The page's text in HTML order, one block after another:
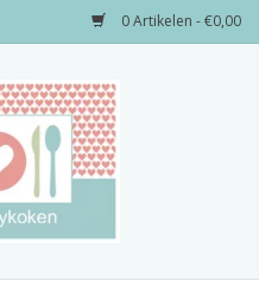
0 Artikelen - €0,00